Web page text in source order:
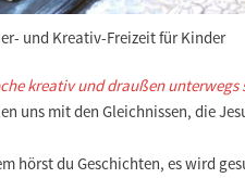
und Kreativ-Freizeit für Kinder
kreativ und draußen unterwegs
uns mit den Gleichnissen, die
hörst du Geschichten, es wird